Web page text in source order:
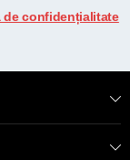
de confidențialitate